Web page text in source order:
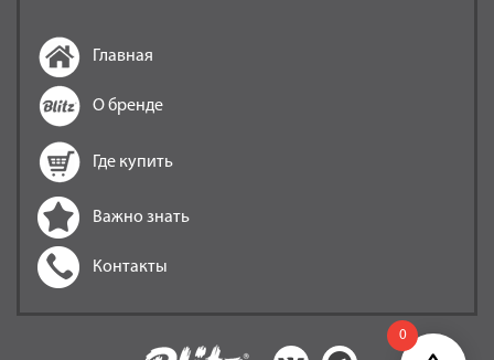
Главная
О бренде
Где купить
Важно знать
Контакты
0